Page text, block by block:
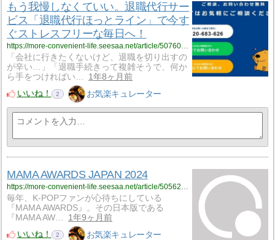
もう我慢しなくていい。退職代行サー
ビス「退職代行ほっとライン」で今す
ぐストレスフリーな毎日へ！
https://more-convenient-life.seesaa.net/article/507605704.html
「会社に行きたくないけど、退職を切り出すの
が辛い…」「退職手続きって複雑そうで、何か
ら手をつければい…
1年8ヶ月前
いいね！
2 お気楽キュレーター
MAMA AWARDS JAPAN 2024
https://more-convenient-life.seesaa.net/article/505625252.html
毎年、K-POPファンが心待ちにしている
『MAMA AWARDS』。その日本版である
『MAMA AW…
1年9ヶ月前
いいね！
2 お気楽キュレーター